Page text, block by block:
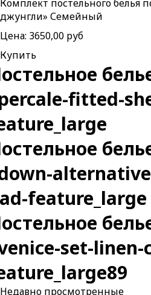
Комплект постельного белья
джунгли» Семейный
Цена: 3650,00 руб
Купить
Недавно просмотренные